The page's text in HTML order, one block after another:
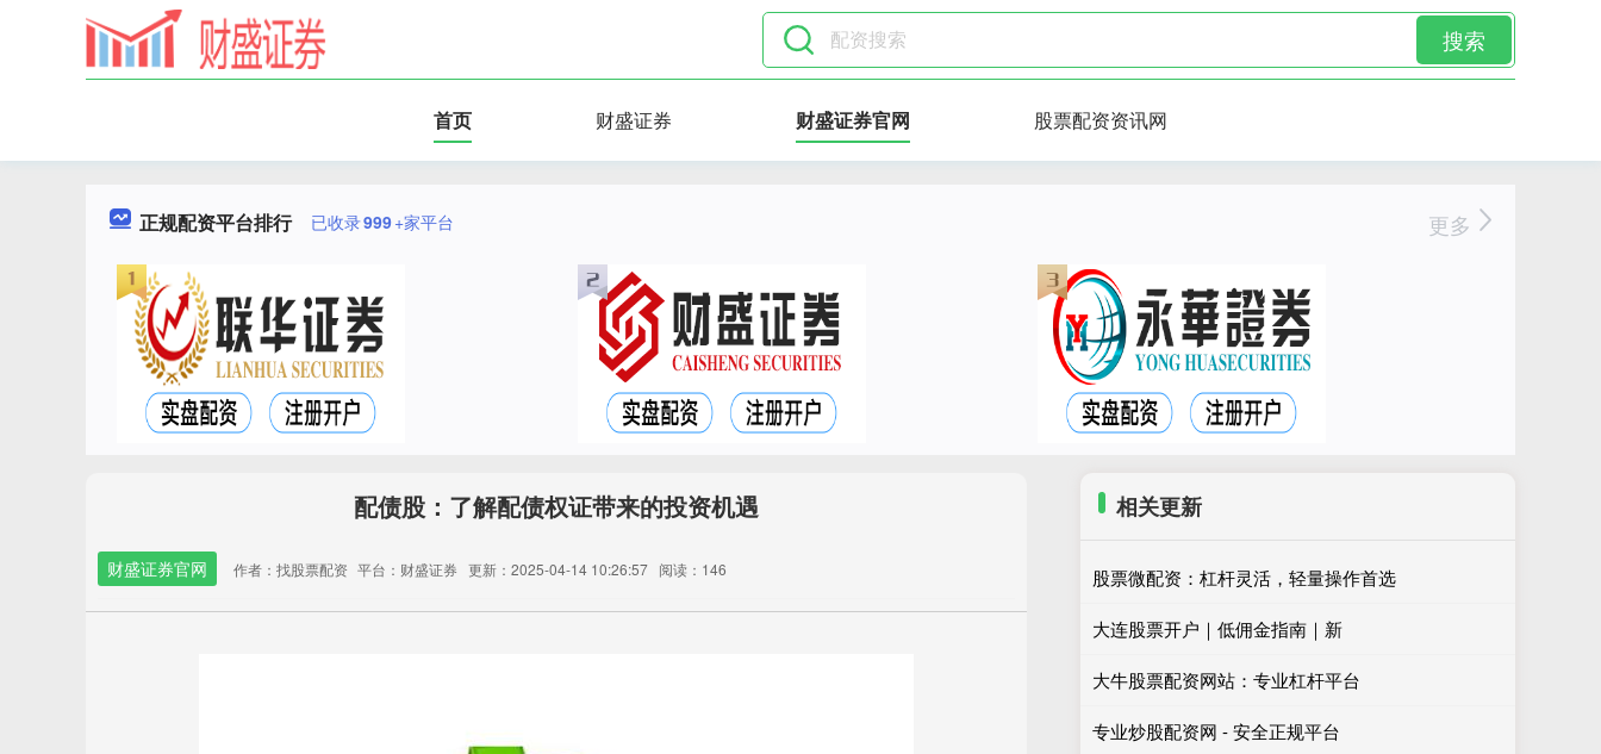
搜索
首页 财盛证券 财盛证券官网 股票配资资讯网
正规配资平台排行 已收录999+家平台 更多
配债股：了解配债权证带来的投资机遇
财盛证券官网 作者：找股票配资 平台：财盛证券 更新：2025-04-14 10:26:57 阅读：146
相关更新
股票微配资：杠杆灵活，轻量操作首选
大连股票开户｜低佣金指南｜新
大牛股票配资网站：专业杠杆平台
专业炒股配资网 - 安全正规平台